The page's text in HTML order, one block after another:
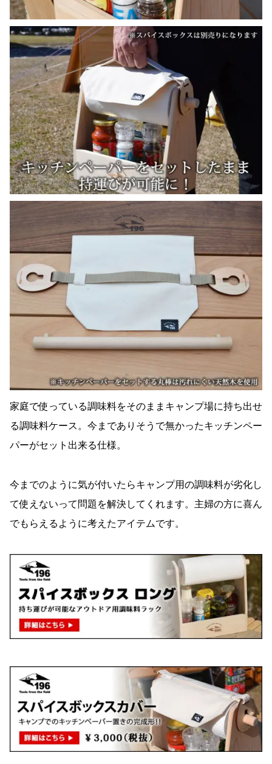
家庭で使っている調味料をそのままキャンプ場に持ち出せ
る調味料ケース。今までありそうで無かったキッチンペー
パーがセット出来る仕様。
今までのように気が付いたらキャンプ用の調味料が劣化し
て使えないって問題を解決してくれます。主婦の方に喜ん
でもらえるように考えたアイテムです。